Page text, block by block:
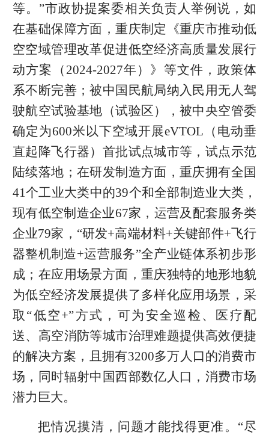
等。”市政协提案委相关负责人举例说，如
在基础保障方面，重庆制定《重庆市推动低
空空域管理改革促进低空经济高质量发展行
动方案（2024-2027年）》等文件，政策体
系不断完善；被中国民航局纳入民用无人驾
驶航空试验基地（试验区），被中央空管委
确定为600米以下空域开展eVTOL（电动垂
直起降飞行器）首批试点城市等，试点示范
陆续落地；在研发制造方面，重庆拥有全国
41个工业大类中的39个和全部制造业大类，
现有低空制造企业67家，运营及配套服务类
企业79家，“研发+高端材料+关键部件+飞行
器整机制造+运营服务”全产业链体系初步形
成；在应用场景方面，重庆独特的地形地貌
为低空经济发展提供了多样化应用场景，采
取“低空+”方式，可为安全巡检、医疗配
送、高空消防等城市治理难题提供高效便捷
的解决方案，且拥有3200多万人口的消费市
场，同时辐射中国西部数亿人口，消费市场
潜力巨大。
把情况摸清，问题才能找得更准。“尽